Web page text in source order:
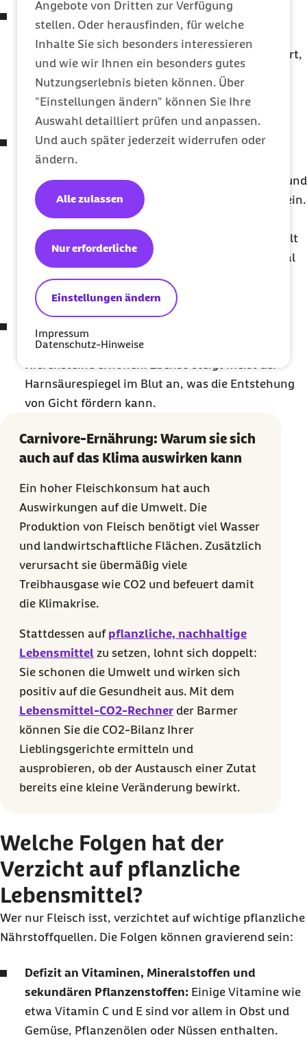
Angebote von Dritten zur Verfügung
stellen. Oder herausfinden, für welche
Inhalte Sie sich besonders interessieren
und wie wir Ihnen ein besonders gutes
Nutzungserlebnis bieten können. Über
"Einstellungen ändern" können Sie Ihre
Auswahl detailliert prüfen und anpassen.
Und auch später jederzeit widerrufen oder
ändern.
Einstellungen ändern
Nur erforderliche
Alle zulassen
Impressum
Datenschutz-Hinweise
Herz-Kreislauf-Erkrankungen:
Gesättigte
Lebensmitteln erhöhen den LDL-Cholesterin-Wert,
also den Wert des „schlechten Cholesterins“ im
Blut. Damit gelten sie als Risikofaktor für
Herzinfarkte und Schlaganfälle.
Erhöhtes Krebsrisiko:Die
Weltgesundheitsorganisation (WHO) stuft
verarbeitete Fleischprodukte als krebserregend und
rotes Fleisch als wahrscheinlich krebserregend ein.
Besonders das Risiko für Darmkrebs steigt mit
zunehmendem Fleischkonsum. Die DGE empfiehlt
deshalb und aus ökologischen Gründen, maximal
300 Gramm Fleisch und Wurst pro Woche zu
verzehren.
Entstehung von Nierensteinen und Gicht:
sehr eiweißreiche Kost kann das Risiko für
Nierensteine erhöhen. Ebenso steigt meist der
Harnsäurespiegel im Blut an, was die Entstehung
von Gicht fördern kann.
Carnivore-Ernährung: Warum sie sich
auch auf das Klima auswirken kann
Ein hoher Fleischkonsum hat auch
Auswirkungen auf die Umwelt. Die
Produktion von Fleisch benötigt viel Wasser
und landwirtschaftliche Flächen. Zusätzlich
verursacht sie übermäßig viele
Treibhausgase wie CO2 und befeuert damit
die Klimakrise.
Stattdessen auf pflanzliche, nachhaltige
Lebensmittel zu setzen, lohnt sich doppelt:
Sie schonen die Umwelt und wirken sich
positiv auf die Gesundheit aus. Mit dem
Lebensmittel-CO2-Rechnerder Barmer
können Sie die CO2-Bilanz Ihrer
Lieblingsgerichte ermitteln und
ausprobieren, ob der Austausch einer Zutat
bereits eine kleine Veränderung bewirkt.
Welche Folgen hat der
Verzicht auf pflanzliche
Lebensmittel?
Wer nur Fleisch isst, verzichtet auf wichtige pflanzliche
Nährstoffquellen. Die Folgen können gravierend sein:
Defizit an Vitaminen, Mineralstoffen und
sekundären Pflanzenstoffen: Einige Vitamine wie
etwa Vitamin C und E sind vor allem in Obst und
Gemüse, Pflanzenölen oder Nüssen enthalten.